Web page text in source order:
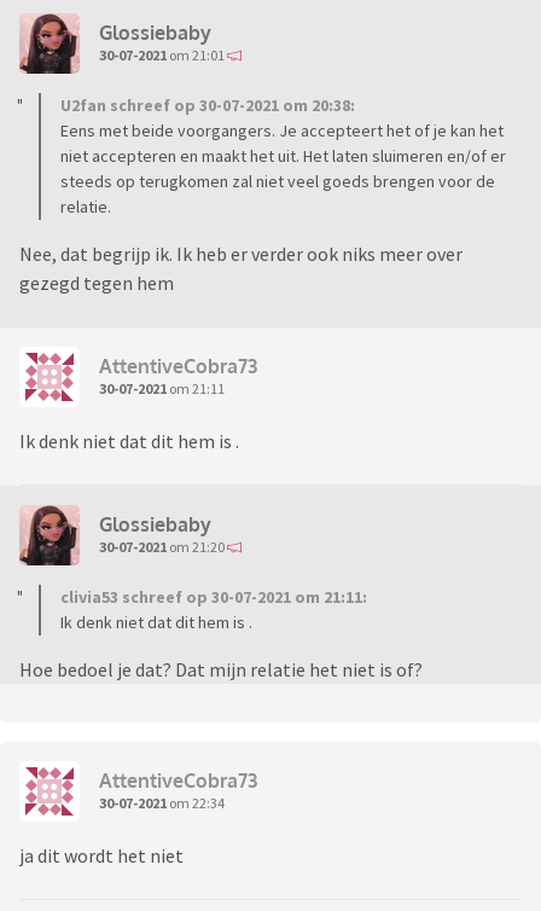
Glossiebaby
30-07-2021 om 21:01
U2fan schreef op 30-07-2021 om 20:38:
Eens met beide voorgangers. Je accepteert het of je kan het
niet accepteren en maakt het uit. Het laten sluimeren en/of er
steeds op terugkomen zal niet veel goeds brengen voor de
relatie.
Nee, dat begrijp ik. Ik heb er verder ook niks meer over
gezegd tegen hem
AttentiveCobra73
30-07-2021 om 21:11
Ik denk niet dat dit hem is .
Glossiebaby
30-07-2021 om 21:20
clivia53 schreef op 30-07-2021 om 21:11:
Ik denk niet dat dit hem is .
Hoe bedoel je dat? Dat mijn relatie het niet is of?
AttentiveCobra73
30-07-2021 om 22:34
ja dit wordt het niet